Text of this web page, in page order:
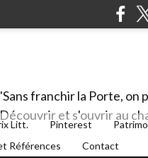
franchir la Porte, on
et s'ouvrir au
Litt. Pinterest
Références Contact